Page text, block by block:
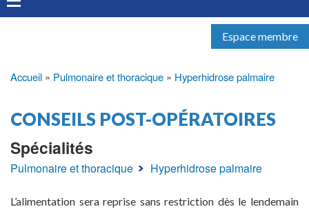
Espace membre
d'Ariane
Accueil Pulmonaire et thoracique Hyperhidrose palmaire
CONSEILS POST-OPÉRATOIRES
Spécialités
Pulmonaire et thoracique Hyperhidrose palmaire
L’alimentation sera reprise sans restriction dès le lendemain